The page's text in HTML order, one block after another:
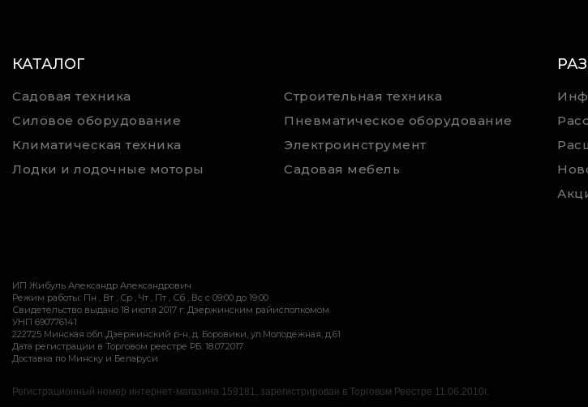
КАТАЛОГ
Садовая техника
Строительная техника
Силовое оборудование
Пневматическое оборудование
Климатическая техника
Электроинструмент
Лодки и лодочные моторы
Садовая мебель
ИП Жибуль Александр Александрович
Режим работы: Пн , Вт , Ср , Чт , Пт , Сб , Вс c 09:00 до 19:00
Свидетельство выдано 18 июля 2017 г. Дзержинским райисполкомом
УНП 690776141
222725 Минская обл.,Дзержинский р-н, д. Боровики, ул.Молодежная, д.61
Дата регистрации в Торговом реестре РБ: 18.07.2017
Доставка по Минску и Беларуси
Регистрационный номер интернет-магазина 159181, зарегистрирован в Торговом Реестре 11.06.2010г.